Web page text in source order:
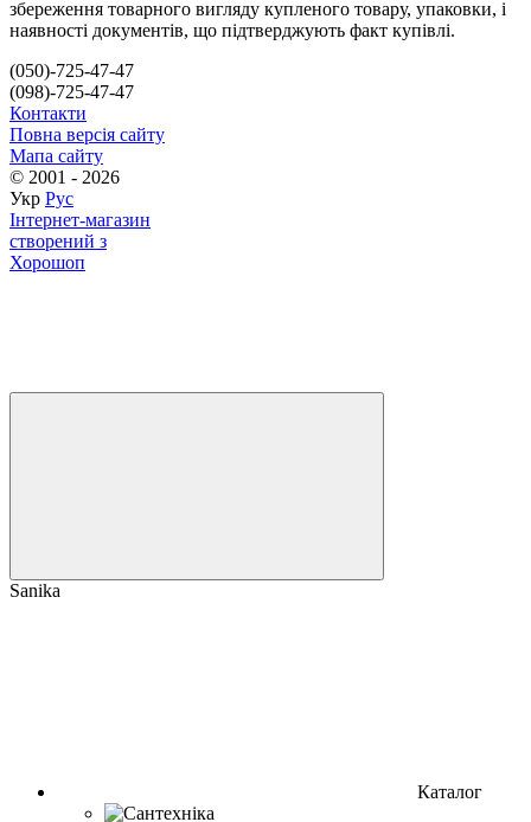
збереження товарного вигляду купленого товару, упаковки, і
наявності документів, що підтверджують факт купівлі.
(050)-725-47-47
(098)-725-47-47
Контакти
Повна версія сайту
Мапа сайту
© 2001 - 2026
Укр Рус
Інтернет-магазин
створений з
Хорошоп
Sanika
Каталог